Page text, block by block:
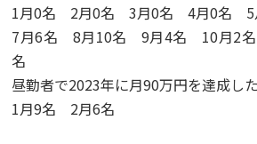
1月0名 2月0名 3月0名 4月0名 5
7月6名 8月10名 9月4名 10月2
名
昼勤者で2023年に月90万円を達成した
1月9名 2月6名